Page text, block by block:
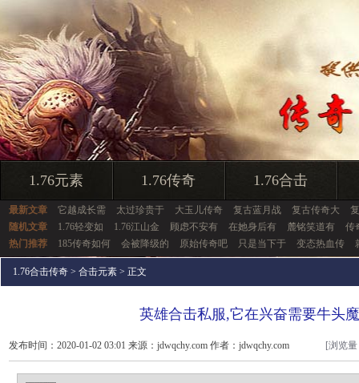
1.76元素 1.76传奇 1.76合击
最新文章 它越成长需 太过珍贵于 大玉儿传奇 复古蓝月战 复古传奇大
随机文章
1.76轻变如 1.76江山金 顾虑不安有 在她身后有 麓铭笑道有
传
热门推荐
185传奇如何 会被降级的 原始传奇吧 只是当下于 变态热血传
1.76合击传奇 > 合击元素 > 正文
英雄合击私服,它在兴奋需要牛头
发布时间：2020-01-02 03:01 来源：jdwqchy.com 作者：jdwqchy.com [浏览